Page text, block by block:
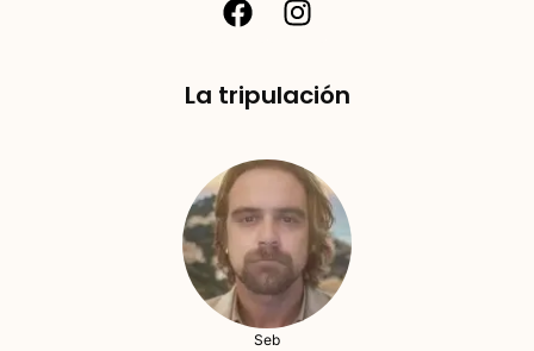
La tripulación
Seb